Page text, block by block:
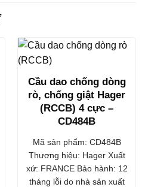
Cầu dao chống dòng
rò, chống giật Hager
(RCCB) 4 cực –
CD484B
Mã sản phẩm: CD484B
Thương hiệu: Hager Xuất
xứ: FRANCE Bảo hành: 12
tháng lỗi do nhà sản xuất